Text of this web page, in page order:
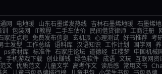
网 电地暖 山东石墨烯发热线 吉林石墨烯地暖 石墨烯
包装网 IT教程 二手车估价 民间借贷律师 工商注册
家庄点痣 免费发布信息 玄机派 心理测试 好书推荐 考
士发型 工作总结 语料库 汉语知识 工作计划 国学网
ps素材库 标准件 石家庄论坛 道德经 红楼梦 中国机械
手机游戏下载 创业赚钱 绿色软件 成语 文玩 互联网资
文 优质范文 儿童文学 高考作文 读后感 常用文书